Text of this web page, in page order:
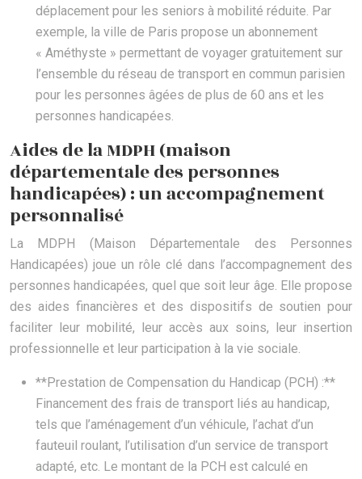
déplacement pour les seniors à mobilité réduite. Par
exemple, la ville de Paris propose un abonnement
« Améthyste » permettant de voyager gratuitement sur
l’ensemble du réseau de transport en commun parisien
pour les personnes âgées de plus de 60 ans et les
personnes handicapées.
Aides de la MDPH (maison
départementale des personnes
handicapées) : un accompagnement
personnalisé
La MDPH (Maison Départementale des Personnes
Handicapées) joue un rôle clé dans l’accompagnement des
personnes handicapées, quel que soit leur âge. Elle propose
des aides financières et des dispositifs de soutien pour
faciliter leur mobilité, leur accès aux soins, leur insertion
professionnelle et leur participation à la vie sociale.
**Prestation de Compensation du Handicap (PCH) :**
Financement des frais de transport liés au handicap,
tels que l’aménagement d’un véhicule, l’achat d’un
fauteuil roulant, l’utilisation d’un service de transport
adapté, etc. Le montant de la PCH est calculé en